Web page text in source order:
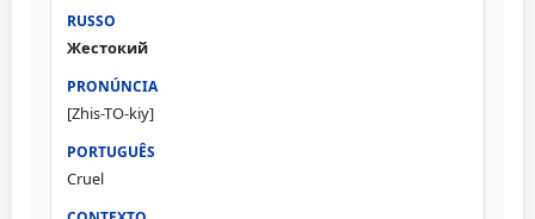
Жестокий
[Zhis-TO-kiy]
Cruel